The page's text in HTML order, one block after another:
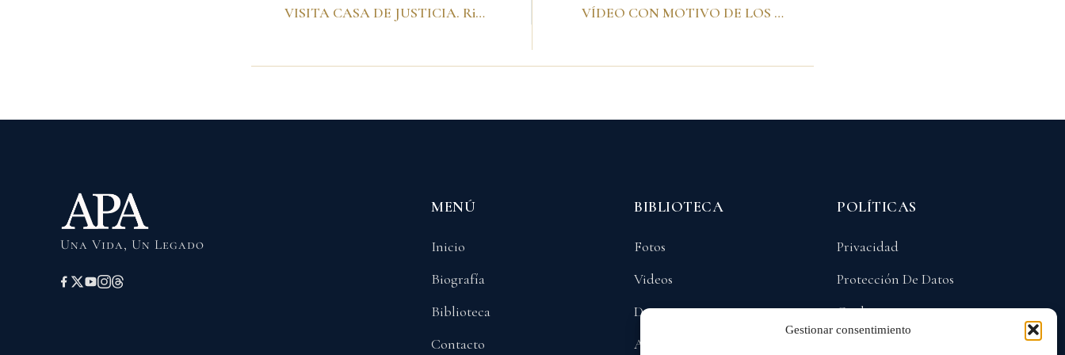
Gestionar consentimiento
VISITA CASA DE JUSTICIA. Riohacha, 18 de enero de 2002 VÍDEO CON MOTIVO DE LOS 3 AÑOS DEL TERREMOTO DEL EJE CAFETERO. Armenia, 25 de enero de 2002
Una Vida, Un Legado
MENÚ
Inicio
Biografía
Biblioteca
Contacto
BIBLIOTECA
Fotos
Videos
Documentos
Audios
POLÍTICAS
Privacidad
Protección De Datos
Cookies